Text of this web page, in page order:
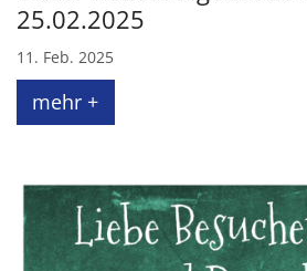
25.02.2025
11. Feb. 2025
mehr +